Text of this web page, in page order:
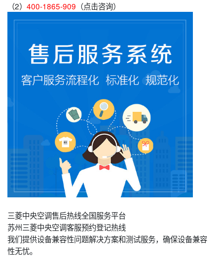
（2） 400-1865-909 （点击咨询）
三菱中央空调售后热线全国服务平台
苏州三菱中央空调客服预约登记热线
我们提供设备兼容性问题解决方案和测试服务，确保设备兼容
性无忧。